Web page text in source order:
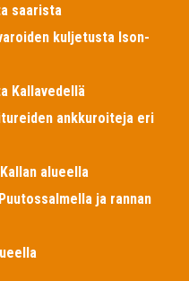
saarista
kuljetusta Ison-
Kallavedellä
ankkuroiteja eri
alueella
ja rannan